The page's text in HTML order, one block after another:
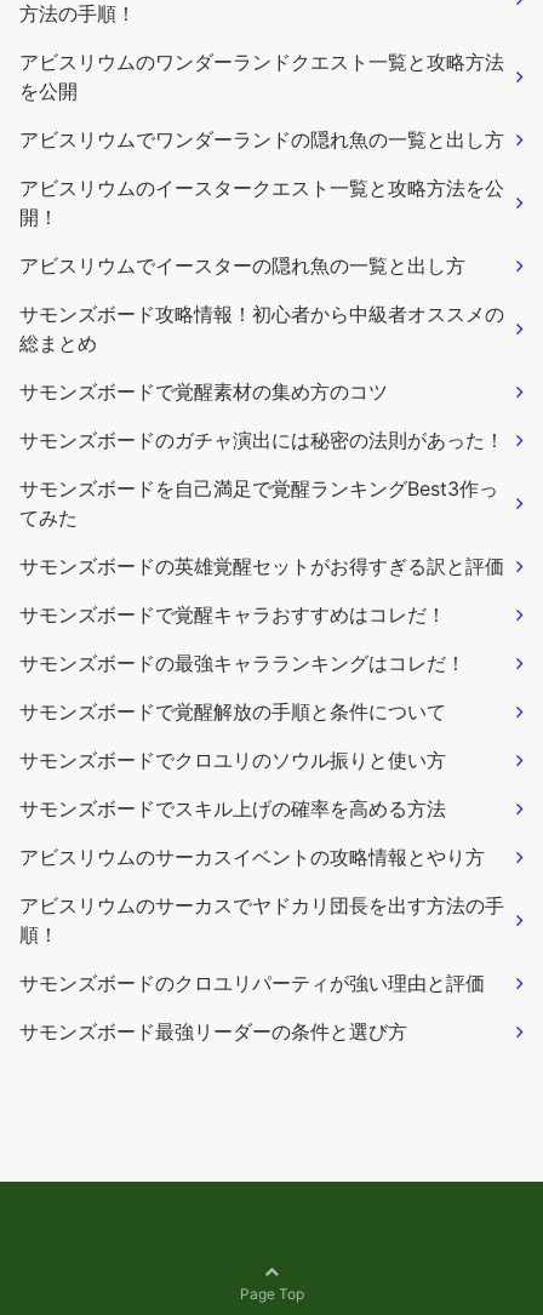
方法の手順！
アビスリウムのワンダーランドクエスト一覧と攻略方法
を公開
アビスリウムでワンダーランドの隠れ魚の一覧と出し方
アビスリウムのイースタークエスト一覧と攻略方法を公
開！
アビスリウムでイースターの隠れ魚の一覧と出し方
サモンズボード攻略情報！初心者から中級者オススメの
総まとめ
サモンズボードで覚醒素材の集め方のコツ
サモンズボードのガチャ演出には秘密の法則があった！
サモンズボードを自己満足で覚醒ランキングBest3作っ
てみた
サモンズボードの英雄覚醒セットがお得すぎる訳と評価
サモンズボードで覚醒キャラおすすめはコレだ！
サモンズボードの最強キャラランキングはコレだ！
サモンズボードで覚醒解放の手順と条件について
サモンズボードでクロユリのソウル振りと使い方
サモンズボードでスキル上げの確率を高める方法
アビスリウムのサーカスイベントの攻略情報とやり方
アビスリウムのサーカスでヤドカリ団長を出す方法の手
順！
サモンズボードのクロユリパーティが強い理由と評価
サモンズボード最強リーダーの条件と選び方
Page Top